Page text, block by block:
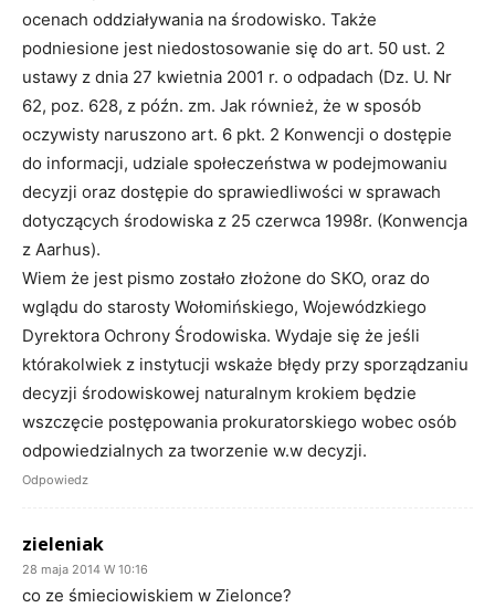
ocenach oddziaływania na środowisko. Także
podniesione jest niedostosowanie się do art. 50 ust. 2
ustawy z dnia 27 kwietnia 2001 r. o odpadach (Dz. U. Nr
62, poz. 628, z późn. zm. Jak również, że w sposób
oczywisty naruszono art. 6 pkt. 2 Konwencji o dostępie
do informacji, udziale społeczeństwa w podejmowaniu
decyzji oraz dostępie do sprawiedliwości w sprawach
dotyczących środowiska z 25 czerwca 1998r. (Konwencja
z Aarhus).
Wiem że jest pismo zostało złożone do SKO, oraz do
wglądu do starosty Wołomińskiego, Wojewódzkiego
Dyrektora Ochrony Środowiska. Wydaje się że jeśli
którakolwiek z instytucji wskaże błędy przy sporządzaniu
decyzji środowiskowej naturalnym krokiem będzie
wszczęcie postępowania prokuratorskiego wobec osób
odpowiedzialnych za tworzenie w.w decyzji.
Odpowiedz
zieleniak
28 maja 2014 W 10:16
co ze śmieciowiskiem w Zielonce?